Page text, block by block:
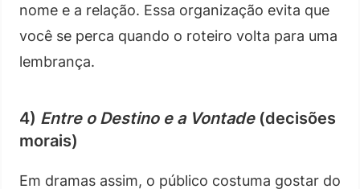
nome e a relação. Essa organização evita que
você se perca quando o roteiro volta para uma
lembrança.
4) Entre o Destino e a Vontade(decisões
morais)
Em dramas assim, o público costuma gostar do